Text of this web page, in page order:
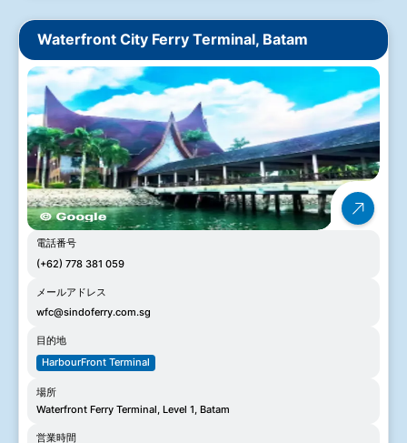
Waterfront City Ferry Terminal, Batam
電話番号
(+62) 778 381 059
メールアドレス
wfc@sindoferry.com.sg
目的地
HarbourFront Terminal
場所
Waterfront Ferry Terminal, Level 1, Batam
営業時間